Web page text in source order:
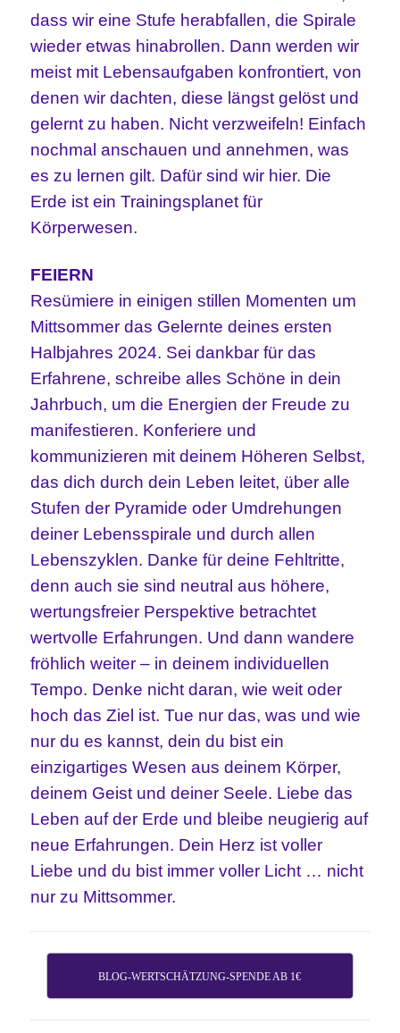
dass wir eine Stufe herabfallen, die Spirale
wieder etwas hinabrollen. Dann werden wir
meist mit Lebensaufgaben konfrontiert, von
denen wir dachten, diese längst gelöst und
gelernt zu haben. Nicht verzweifeln! Einfach
nochmal anschauen und annehmen, was
es zu lernen gilt. Dafür sind wir hier. Die
Erde ist ein Trainingsplanet für
Körperwesen.
FEIERN
Resümiere in einigen stillen Momenten um
Mittsommer das Gelernte deines ersten
Halbjahres 2024. Sei dankbar für das
Erfahrene, schreibe alles Schöne in dein
Jahrbuch, um die Energien der Freude zu
manifestieren. Konferiere und
kommunizieren mit deinem Höheren Selbst,
das dich durch dein Leben leitet, über alle
Stufen der Pyramide oder Umdrehungen
deiner Lebensspirale und durch allen
Lebenszyklen. Danke für deine Fehltritte,
denn auch sie sind neutral aus höhere,
wertungsfreier Perspektive betrachtet
wertvolle Erfahrungen. Und dann wandere
fröhlich weiter – in deinem individuellen
Tempo. Denke nicht daran, wie weit oder
hoch das Ziel ist. Tue nur das, was und wie
nur du es kannst, dein du bist ein
einzigartiges Wesen aus deinem Körper,
deinem Geist und deiner Seele. Liebe das
Leben auf der Erde und bleibe neugierig auf
neue Erfahrungen. Dein Herz ist voller
Liebe und du bist immer voller Licht … nicht
nur zu Mittsommer.
BLOG-WERTSCHÄTZUNG-SPENDE AB 1€